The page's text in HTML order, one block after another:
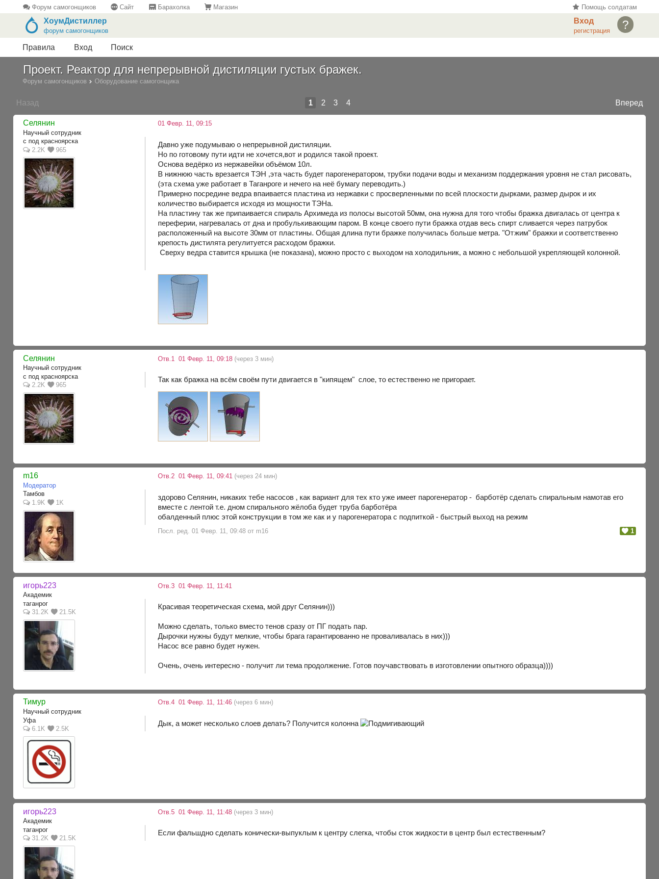
Форум самогонщиков Сайт Барахолка Магазин Помощь солдатам
?
Вход
регистрация
ХоумДистиллер
форум самогонщиков
Правила Вход Поиск
Проект. Реактор для непрерывной дистиляции густых бражек.
Форум самогонщиков Оборудование самогонщика
Назад Вперед
1 2 3 4
Селянин
Научный сотрудник
с под красноярска
2.2K
965
01 Февр. 11, 09:15
Давно уже подумываю о непрерывной дистиляции.
Но по готовому пути идти не хочется,вот и родился такой проект.
Основа ведёрко из нержавейки объёмом 10л.
В нижнюю часть врезается ТЭН ,эта часть будет парогенератором, трубки подачи воды и механизм поддержания уровня не стал рисовать,
(эта схема уже работает в Таганроге и нечего на неё бумагу переводить.)
Примерно посредине ведра впаивается пластина из нержавки с просверленными по всей плоскости дырками, размер дырок и их
количество выбирается исходя из мощности ТЭНа.
На пластину так же припаивается спираль Архимеда из полосы высотой 50мм, она нужна для того чтобы бражка двигалась от центра к
переферии, нагревалась от дна и пробулькивающим паром. В конце своего пути бражка отдав весь спирт сливается через патрубок
расположенный на высоте 30мм от пластины. Общая длина пути бражке получилась больше метра. "Отжим" бражки и соответственно
крепость дистилята регулитуется расходом бражки.
Сверху ведра ставится крышка (не показана), можно просто с выходом на холодильник, а можно с небольшой укрепляющей колонной.
Селянин
Научный сотрудник
с под красноярска
2.2K
965
Отв.1 01 Февр. 11, 09:18 (через 3 мин)
Так как бражка на всём своём пути двигается в "кипящем" слое, то естественно не пригорает.
m16
Модератор
Тамбов
1.9K
1K
Отв.2 01 Февр. 11, 09:41 (через 24 мин)
здорово Селянин, никаких тебе насосов , как вариант для тех кто уже имеет парогенератор - барботёр сделать спиральным намотав его
вместе с лентой т.е. дном спирального жёлоба будет труба барботёра
обалденный плюс этой конструкции в том же как и у парогенератора с подпиткой - быстрый выход на режим
Посл. ред. 01 Февр. 11, 09:48 от m16 1
игорь223
Академик
таганрог
31.2K
21.5K
Отв.3 01 Февр. 11, 11:41
Красивая теоретическая схема, мой друг Селянин)))
Можно сделать, только вместо тенов сразу от ПГ подать пар.
Дырочки нужны будут мелкие, чтобы брага гарантированно не проваливалась в них)))
Насос все равно будет нужен.
Очень, очень интересно - получит ли тема продолжение. Готов поучавствовать в изготовлении опытного образца))))
Тимур
Научный сотрудник
Уфа
6.1K
2.5K
Отв.4 01 Февр. 11, 11:46 (через 6 мин)
Дык, а может несколько слоев делать? Получится колонна
игорь223
Академик
таганрог
31.2K
21.5K
Отв.5 01 Февр. 11, 11:48 (через 3 мин)
Если фальшдно сделать конически-выпуклым к центру слегка, чтобы сток жидкости в центр был естественным?